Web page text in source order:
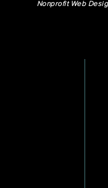
Nonprofit Web